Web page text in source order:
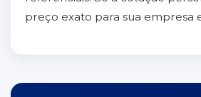
preço exato para sua empresa